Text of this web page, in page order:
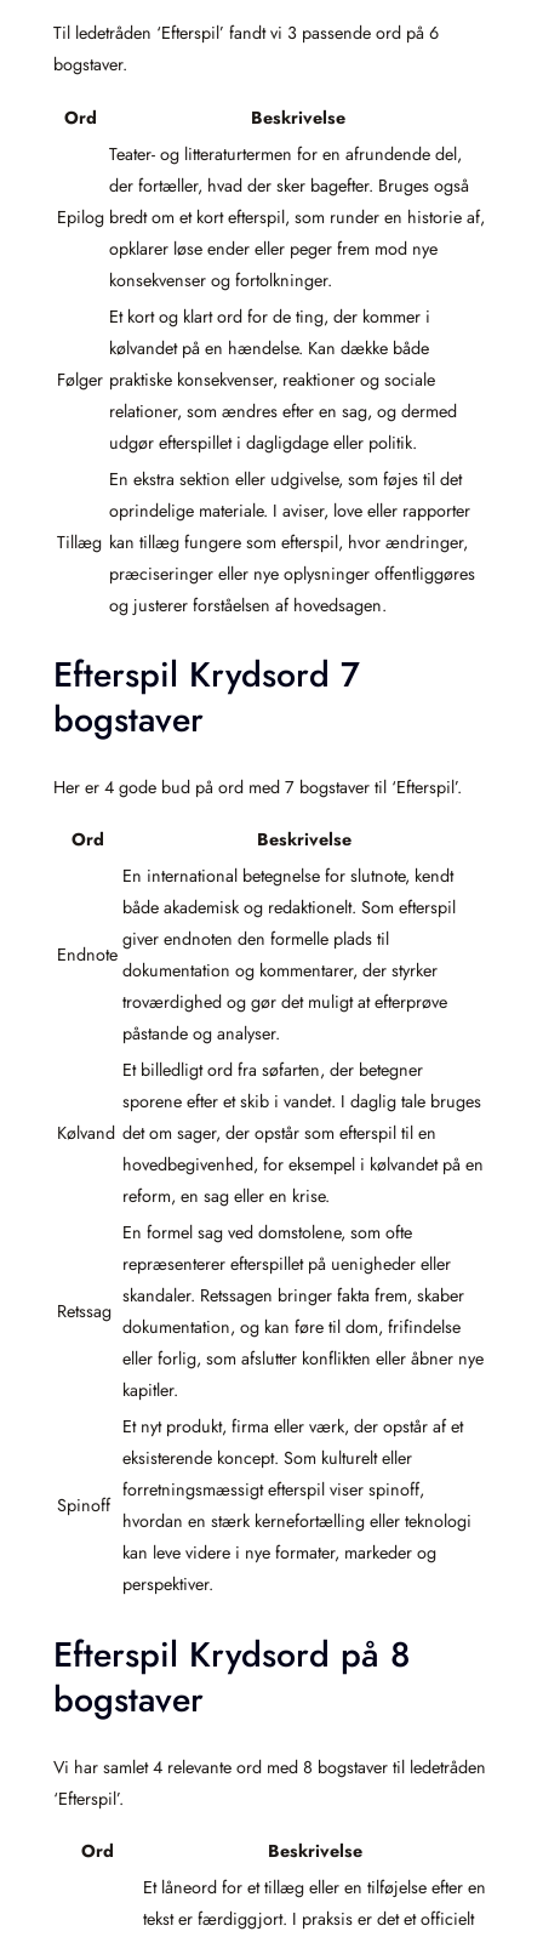
Til ledetråden ‘Efterspil’ fandt vi 3 passende ord på 6
bogstaver.
Ord Beskrivelse
Epilog
Teater- og litteraturtermen for en afrundende del,
der fortæller, hvad der sker bagefter. Bruges også
bredt om et kort efterspil, som runder en historie af,
opklarer løse ender eller peger frem mod nye
konsekvenser og fortolkninger.
Følger
Et kort og klart ord for de ting, der kommer i
kølvandet på en hændelse. Kan dække både
praktiske konsekvenser, reaktioner og sociale
relationer, som ændres efter en sag, og dermed
udgør efterspillet i dagligdage eller politik.
Tillæg
En ekstra sektion eller udgivelse, som føjes til det
oprindelige materiale. I aviser, love eller rapporter
kan tillæg fungere som efterspil, hvor ændringer,
præciseringer eller nye oplysninger offentliggøres
og justerer forståelsen af hovedsagen.
Efterspil Krydsord 7
bogstaver
Her er 4 gode bud på ord med 7 bogstaver til ‘Efterspil’.
Ord Beskrivelse
Endnote
En international betegnelse for slutnote, kendt
både akademisk og redaktionelt. Som efterspil
giver endnoten den formelle plads til
dokumentation og kommentarer, der styrker
troværdighed og gør det muligt at efterprøve
påstande og analyser.
Kølvand
Et billedligt ord fra søfarten, der betegner
sporene efter et skib i vandet. I daglig tale bruges
det om sager, der opstår som efterspil til en
hovedbegivenhed, for eksempel i kølvandet på en
reform, en sag eller en krise.
Retssag
En formel sag ved domstolene, som ofte
repræsenterer efterspillet på uenigheder eller
skandaler. Retssagen bringer fakta frem, skaber
dokumentation, og kan føre til dom, frifindelse
eller forlig, som afslutter konflikten eller åbner nye
kapitler.
Spinoff
Et nyt produkt, firma eller værk, der opstår af et
eksisterende koncept. Som kulturelt eller
forretningsmæssigt efterspil viser spinoff,
hvordan en stærk kernefortælling eller teknologi
kan leve videre i nye formater, markeder og
perspektiver.
Efterspil Krydsord på 8
bogstaver
Vi har samlet 4 relevante ord med 8 bogstaver til ledetråden
‘Efterspil’.
Ord Beskrivelse
Et låneord for et tillæg eller en tilføjelse efter en
tekst er færdiggjort. I praksis er det et officielt